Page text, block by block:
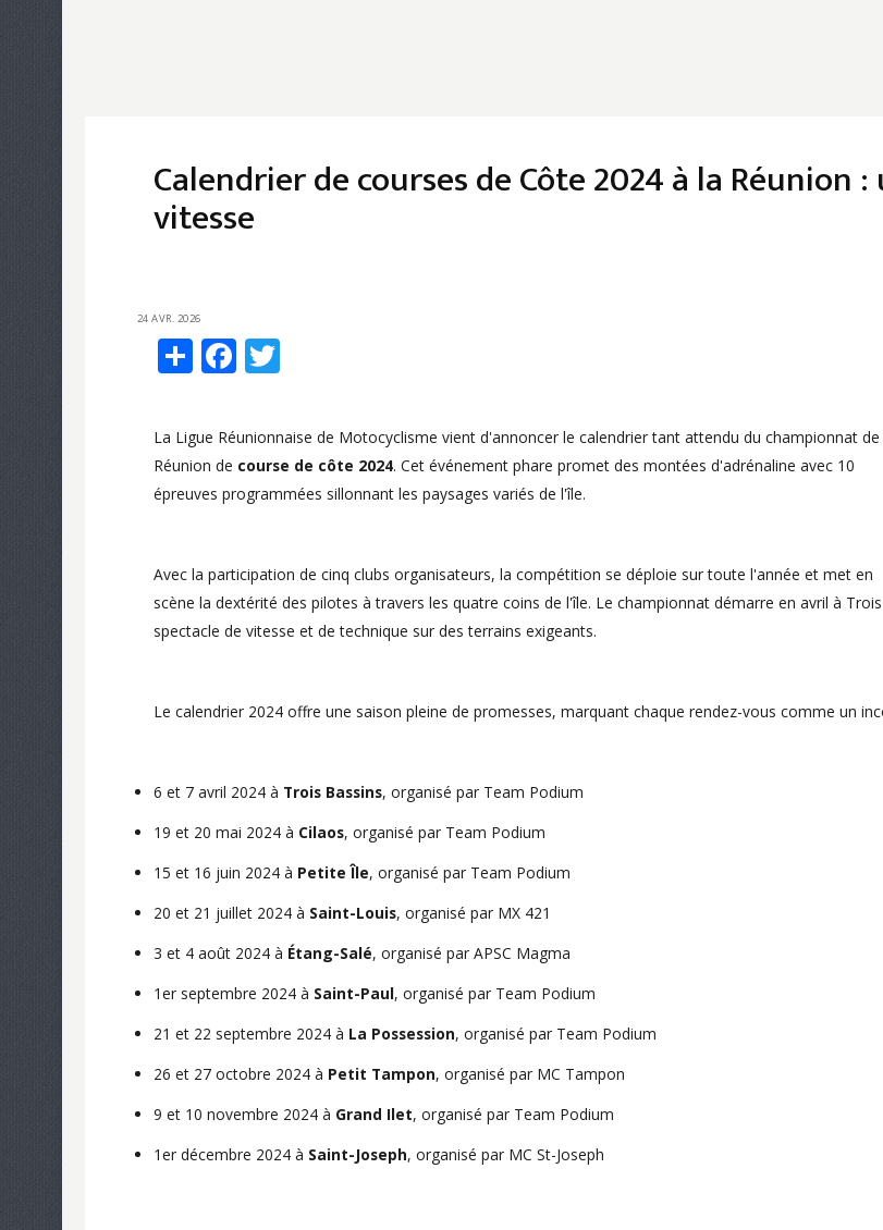
Calendrier de courses de Côte 2024 à la Réunion
vitesse
ShareFacebook
La Ligue Réunionnaise de Motocyclisme vient d'annoncer le calendrier tant attendu du championnat de
Réunion de course de côte 2024. Cet événement phare promet des montées d'adrénaline avec 10
épreuves programmées sillonnant les paysages variés de l'île.
Avec la participation de cinq clubs organisateurs, la compétition se déploie sur toute l'année et met en
scène la dextérité des pilotes à travers les quatre coins de l'île. Le championnat démarre en avril à
spectacle de vitesse et de technique sur des terrains exigeants.
Le calendrier 2024 offre une saison pleine de promesses, marquant chaque rendez-vous comme un
6 et 7 avril 2024 à Trois Bassins, organisé par Team Podium
19 et 20 mai 2024 à Cilaos, organisé par Team Podium
15 et 16 juin 2024 à Petite Île, organisé par Team Podium
20 et 21 juillet 2024 à Saint-Louis, organisé par MX 421
3 et 4 août 2024 à Étang-Salé, organisé par APSC Magma
1er septembre 2024 à Saint-Paul, organisé par Team Podium
21 et 22 septembre 2024 à La Possession, organisé par Team Podium
26 et 27 octobre 2024 à Petit Tampon, organisé par MC Tampon
9 et 10 novembre 2024 à Grand Ilet, organisé par Team Podium
1er décembre 2024 à Saint-Joseph, organisé par MC St-Joseph